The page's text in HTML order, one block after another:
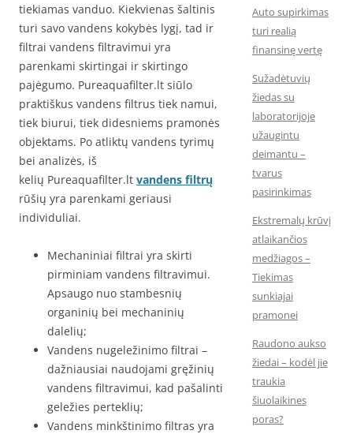
tiekiamas vanduo. Kiekvienas šaltinis
turi savo vandens kokybės lygį, tad ir
filtrai vandens filtravimui yra
parenkami skirtingai ir skirtingo
pajėgumo. Pureaquafilter.lt siūlo
praktiškus vandens filtrus tiek namui,
tiek biurui, tiek didesniems pramonės
objektams. Po atliktų vandens tyrimų
bei analizės, iš
kelių Pureaquafilter.lt vandens filtrų
rūšių yra parenkami geriausi
individuliai.
Mechaniniai filtrai yra skirti
pirminiam vandens filtravimui.
Apsaugo nuo stambesnių
organinių bei mechaninių
dalelių;
Vandens nugeležinimo filtrai –
dažniausiai naudojami gręžinių
vandens filtravimui, kad pašalinti
geležies perteklių;
Vandens minkštinimo filtras yra
Auto supirkimas
turi realią
finansinę vertę
Sužadėtuvių
žiedas su
laboratorijoje
užaugintu
deimantu –
tvarus
pasirinkimas
Ekstremalų krūvį
atlaikančios
medžiagos –
Tiekimas
sunkiajai
pramonei
Raudono aukso
žiedai – kodėl jie
traukia
šiuolaikines
poras?